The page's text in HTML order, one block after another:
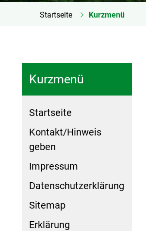
Startseite Kurzmenü
Kurzmenü
Startseite
Kontakt/Hinweis
geben
Impressum
Datenschutzerklärung
Sitemap
Erklärung